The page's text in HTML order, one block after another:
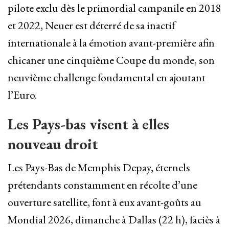
pilote exclu dès le primordial campanile en 2018
et 2022, Neuer est déterré de sa inactif
internationale à la émotion avant-première afin
chicaner une cinquième Coupe du monde, son
neuvième challenge fondamental en ajoutant
l’Euro.
Les Pays-bas visent à elles
nouveau droit
Les Pays-Bas de Memphis Depay, éternels
prétendants constamment en récolte d’une
ouverture satellite, font à eux avant-goûts au
Mondial 2026, dimanche à Dallas (22 h), faciès à